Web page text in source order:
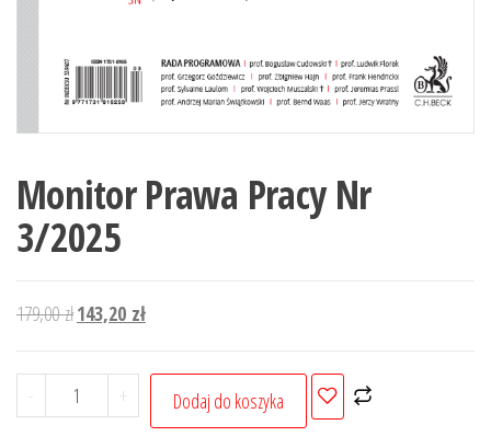
Monitor Prawa Pracy Nr
3/2025
179,00złPierwotna
wynosiła:
179,00 zł.
143,20 złAktualna
wynosi:
143,20 zł.
-
ilość
Monitor
+ Dodaj do koszyka